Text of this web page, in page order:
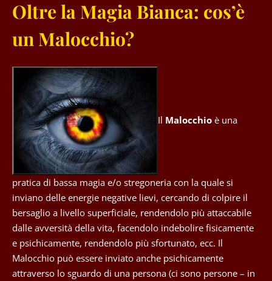
Oltre la Magia Bianca: cos’è
un Malocchio?
Il Malocchio è una
pratica di bassa magia e/o stregoneria con la quale si
inviano delle energie negative lievi, cercando di colpire il
bersaglio a livello superficiale, rendendolo più attaccabile
dalle avversità della vita, facendolo indebolire fisicamente
e psichicamente, rendendolo più sfortunato, ecc. Il
Malocchio può essere inviato anche psichicamente
attraverso lo sguardo di una persona (ci sono persone – in